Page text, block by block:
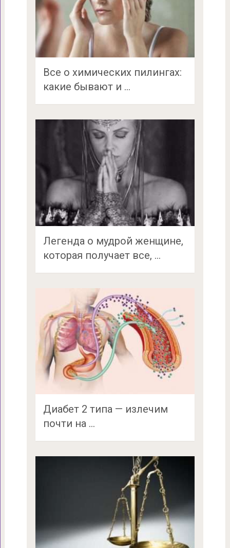
Все о химических пилингах:
какие бывают и …
Легенда о мудрой женщине,
которая получает все, …
Диабет 2 типа — излечим
почти на …